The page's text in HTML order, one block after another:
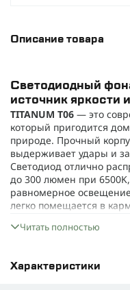
Описание товара
Светодиодный
источник яркости
TITANUM T06 — это
который пригодится
природе. Прочный
выдерживает удары и
Светодиод отлично
до 300 люмен при
равномерное
легко помещается в
Ключевые
COB боковая
Читать полностью
Характеристики